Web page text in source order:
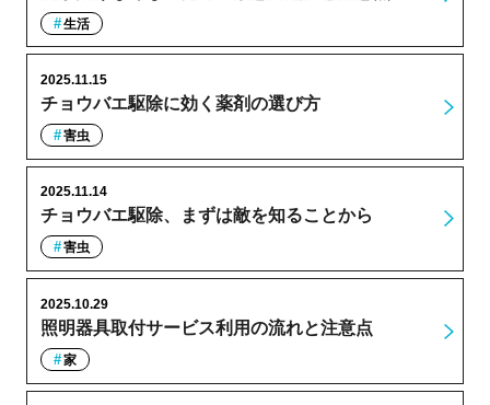
生活
チョウバエ駆除に効く薬剤の選び方
2025.11.15
害虫
チョウバエ駆除、まずは敵を知ることから
2025.11.14
害虫
照明器具取付サービス利用の流れと注意点
2025.10.29
家